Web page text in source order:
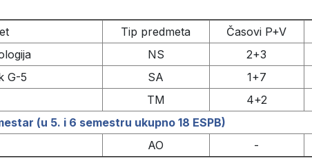
Tip predmeta Časovi P+V
NS 2+3
G-5 SA 1+7
TM 4+2
(u 5. i 6 semestru ukupno 18 ESPB)
AO -